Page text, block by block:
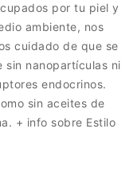
por tu piel y
ambiente, nos
cuidado de que se
sin nanopartículas ni
endocrinos.
sin aceites de
+ info sobre Estilo